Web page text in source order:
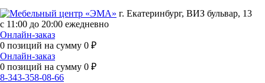
г. Екатеринбург, ВИЗ бульвар, 13
с 11:00 до 20:00 ежедневно
Онлайн-заказ
0 позиций на сумму 0 ₽
Онлайн-заказ
0 позиций на сумму 0 ₽
8-343-358-08-66